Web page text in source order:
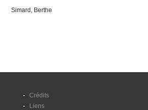
Simard, Berthe
Crédits
Liens